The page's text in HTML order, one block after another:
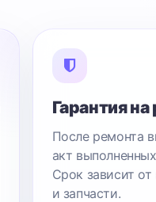
Гарантия
После ремонта
акт
Срок зависит от
и запчасти.